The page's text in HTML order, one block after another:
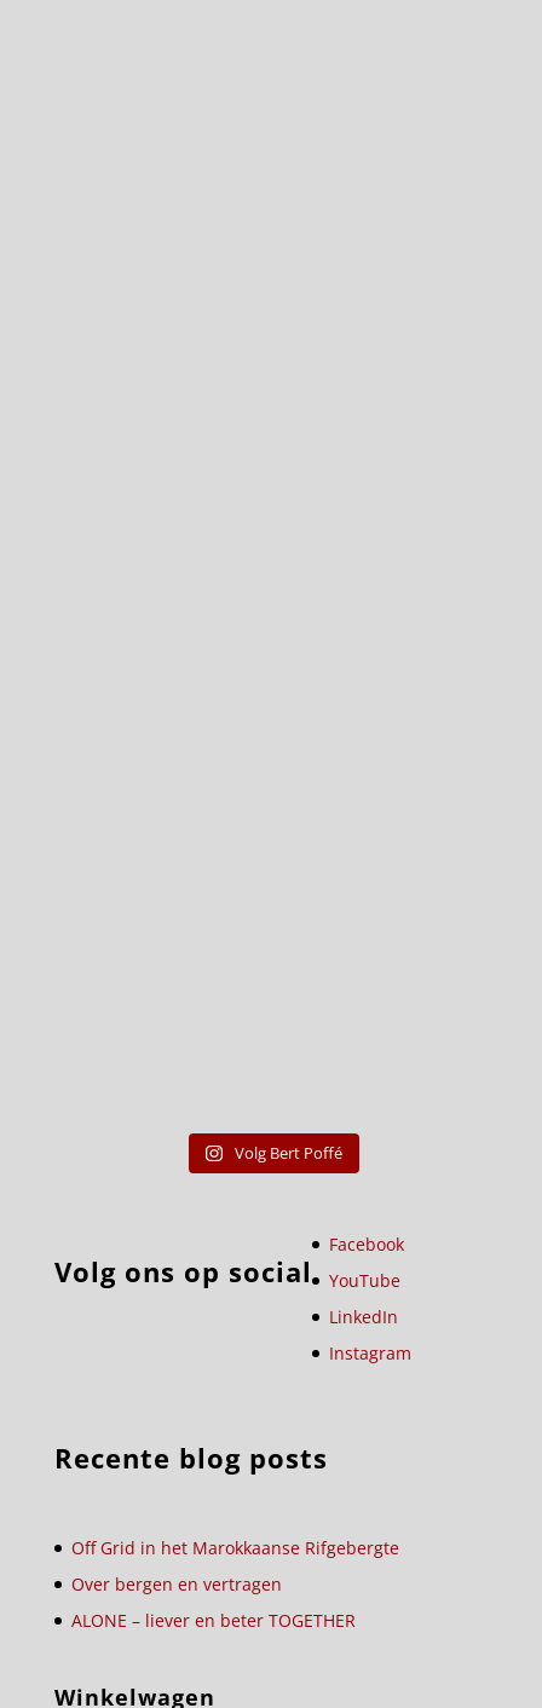
Volg Bert Poffé
Volg ons op social
Facebook
YouTube
LinkedIn
Instagram
Recente blog posts
Off Grid in het Marokkaanse Rifgebergte
Over bergen en vertragen
ALONE – liever en beter TOGETHER
Winkelwagen